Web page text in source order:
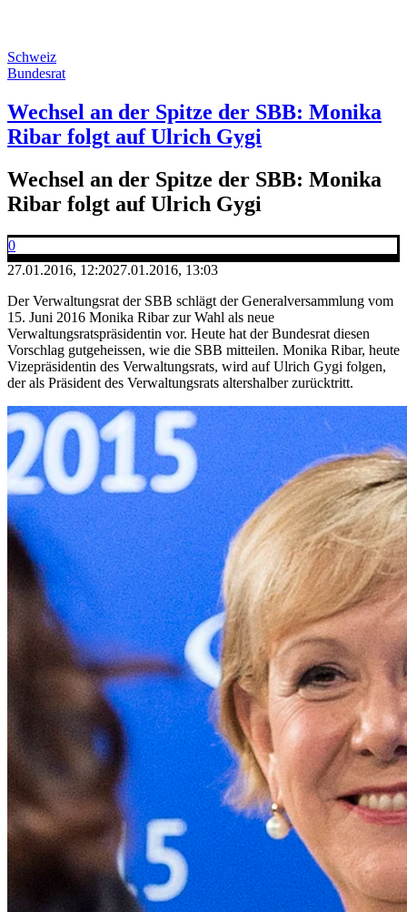
Schweiz
Bundesrat
Wechsel an der Spitze der SBB: Monika
Ribar folgt auf Ulrich Gygi
Wechsel an der Spitze der SBB: Monika
Ribar folgt auf Ulrich Gygi
0
27.01.2016, 12:2027.01.2016, 13:03
Der Verwaltungsrat der SBB schlägt der Generalversammlung vom
15. Juni 2016 Monika Ribar zur Wahl als neue
Verwaltungsratspräsidentin vor. Heute hat der Bundesrat diesen
Vorschlag gutgeheissen, wie die SBB mitteilen. Monika Ribar, heute
Vizepräsidentin des Verwaltungsrats, wird auf Ulrich Gygi folgen,
der als Präsident des Verwaltungsrats altershalber zurücktritt.